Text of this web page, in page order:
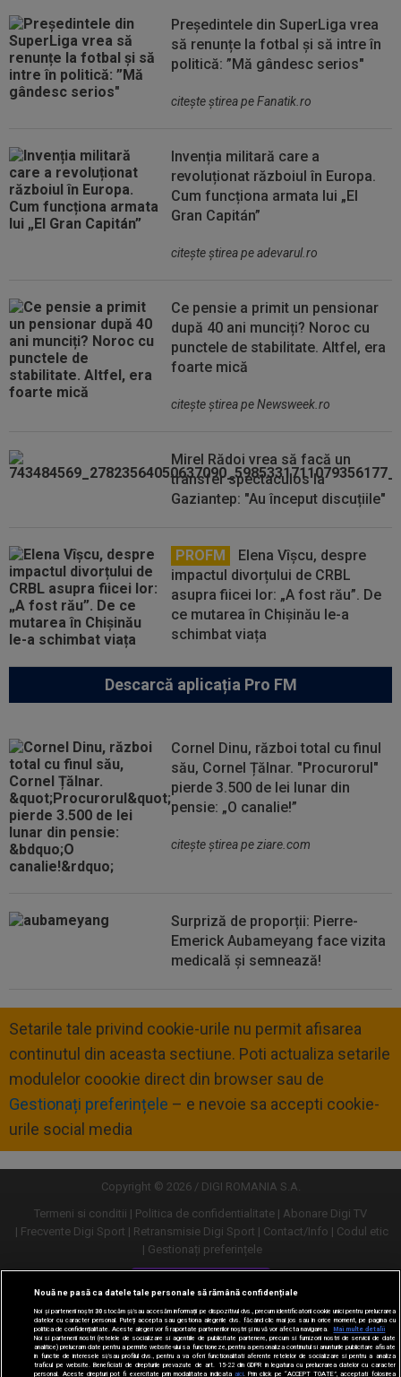
Președintele din SuperLiga vrea
să renunțe la fotbal și să intre în
politică: ”Mă gândesc serios"
citeşte ştirea pe Fanatik.ro
Invenția militară care a
revoluționat războiul în Europa.
Cum funcționa armata lui „El
Gran Capitán”
citeşte ştirea pe adevarul.ro
Ce pensie a primit un pensionar
după 40 ani munciți? Noroc cu
punctele de stabilitate. Altfel, era
foarte mică
citeşte ştirea pe Newsweek.ro
Mirel Rădoi vrea să facă un
transfer spectaculos la
Gaziantep: "Au început discuțiile"
PROFM
Elena Vîșcu, despre
impactul divorțului de CRBL
asupra fiicei lor: „A fost rău”. De
ce mutarea în Chișinău le-a
schimbat viața
Descarcă aplicația Pro FM
Cornel Dinu, război total cu finul
său, Cornel Țălnar. "Procurorul"
pierde 3.500 de lei lunar din
pensie: „O canalie!”
citeşte ştirea pe ziare.com
Surpriză de proporții: Pierre-
Emerick Aubameyang face vizita
medicală și semnează!
Setarile tale privind cookie-urile nu permit afisarea
continutul din aceasta sectiune. Poti actualiza setarile
modulelor coookie direct din browser sau de
Gestionați preferințele – e nevoie sa accepti cookie-
urile social media
Copyright © 2026 / DIGI ROMANIA S.A.
Termeni si conditii
Politica de confidentialitate
Abonare Digi TV
Frecvente Digi Sport
Retransmisie Digi Sport Contact/Info
Codul etic
Gestionați preferințele
Versiune desktop
Nouă ne pasă ca datele tale personale să rămână confidențiale
Noi și partenerii noștri30stocăm și/sau accesăm informații pe dispozitivul dvs., precum identificatorii cookie unici pentru prelucrarea
datelor cu caracter personal. Puteți accepta sau gestiona alegerile dvs. făcând clic mai jos sau în orice moment, pe pagina cu
politica de confidențialitate. Aceste alegeri vor fi raportate partenerilor noștri și nu vă vor afecta navigarea.
Mai multe detalii
Noi si partenerii nostri (retelele de socializare si agentiile de publicitate partenere, precum si furnizorii nostri de servicii de date
analitice) prelucram date pentru a permite website-ului sa functioneze, pentru a personaliza continutul si anunturile publicitare afisate
in functie de interesele si/sau profilul dvs., pentru a va oferi functionalitati aferente retelelor de socializare si pentru a analiza
traficul pe website. Beneficiati de drepturile prevazute de art. 15-22 din GDPR in legatura cu prelucrarea datelor cu caracter
personal. Aceste drepturi pot fi exercitate prin modalitatea indicata aici. Prin click pe “ACCEPT TOATE”, acceptati folosirea